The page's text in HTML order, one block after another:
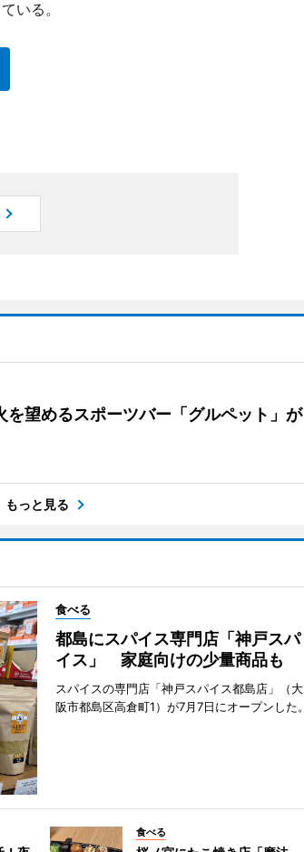
いる。
を望めるスポーツバー「グルペット」が
もっと見る
食べる
都島にスパイス専門店「神戸スパ
イス」 家庭向けの少量商品も
スパイスの専門店「神戸スパイス都島店」（大
阪市都島区高倉町1）が7月7日にオープンした。
食べる